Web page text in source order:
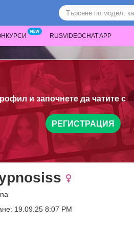
RUSVIDEOCHAT APP
и започнете да чатите с
РЕГИСТРАЦИЯ
19.09.25 8:07 PM